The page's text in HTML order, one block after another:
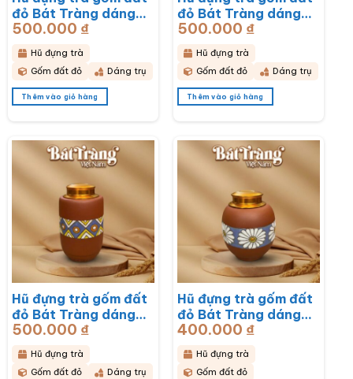
đỏ Bát Tràng dáng
trụ hoạ tiết hoa mai
trắng BT-HĐT13
500.000 ₫
Hũ đựng trà
Gốm đất đỏ
Dáng trụ
Thêm vào giỏ hàng
đỏ Bát Tràng dáng
trụ hoạ tiết hoa sen
BT-HĐT12
500.000 ₫
Hũ đựng trà
Gốm đất đỏ
Dáng trụ
Thêm vào giỏ hàng
Hũ đựng trà gốm đất
đỏ Bát Tràng dáng
bầu hoạ tiết thổ cẩm
BT-HĐT11
500.000 ₫
Hũ đựng trà
Gốm đất đỏ
Dáng trụ
Hũ đựng trà gốm đất
đỏ Bát Tràng dáng
bầu hoạ tiết hoa cúc
hoạ mi trắng BT-
HĐT10
400.000 ₫
Hũ đựng trà
Gốm đất đỏ